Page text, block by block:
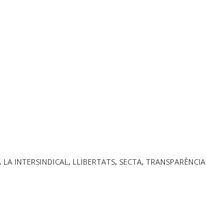
, LA INTERSINDICAL, LLIBERTATS, SECTA, TRANSPARÈNCIA